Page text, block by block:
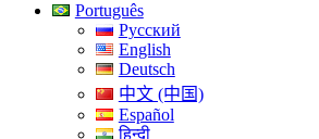
Português
Русский
English
Deutsch
中文 (中国)
Español
हिन्दी